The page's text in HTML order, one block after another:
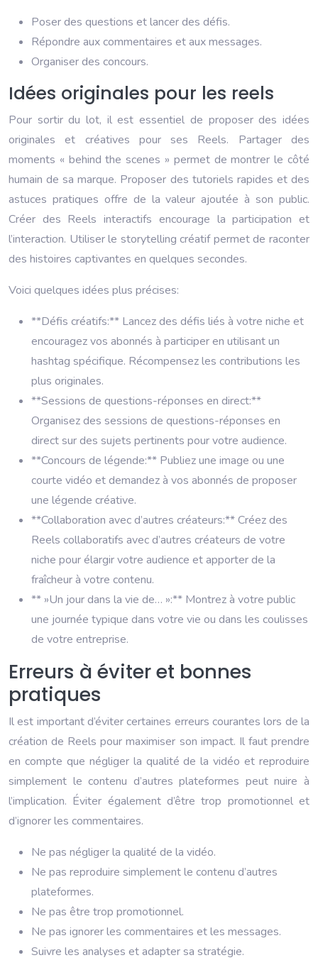
Poser des questions et lancer des défis.
Répondre aux commentaires et aux messages.
Organiser des concours.
Idées originales pour les reels
Pour sortir du lot, il est essentiel de proposer des idées
originales et créatives pour ses Reels. Partager des
moments « behind the scenes » permet de montrer le côté
humain de sa marque. Proposer des tutoriels rapides et des
astuces pratiques offre de la valeur ajoutée à son public.
Créer des Reels interactifs encourage la participation et
l’interaction. Utiliser le storytelling créatif permet de raconter
des histoires captivantes en quelques secondes.
Voici quelques idées plus précises:
**Défis créatifs:** Lancez des défis liés à votre niche et
encouragez vos abonnés à participer en utilisant un
hashtag spécifique. Récompensez les contributions les
plus originales.
**Sessions de questions-réponses en direct:**
Organisez des sessions de questions-réponses en
direct sur des sujets pertinents pour votre audience.
**Concours de légende:** Publiez une image ou une
courte vidéo et demandez à vos abonnés de proposer
une légende créative.
**Collaboration avec d’autres créateurs:** Créez des
Reels collaboratifs avec d’autres créateurs de votre
niche pour élargir votre audience et apporter de la
fraîcheur à votre contenu.
** »Un jour dans la vie de… »:** Montrez à votre public
une journée typique dans votre vie ou dans les coulisses
de votre entreprise.
Erreurs à éviter et bonnes
pratiques
Il est important d’éviter certaines erreurs courantes lors de la
création de Reels pour maximiser son impact. Il faut prendre
en compte que négliger la qualité de la vidéo et reproduire
simplement le contenu d’autres plateformes peut nuire à
l’implication. Éviter également d’être trop promotionnel et
d’ignorer les commentaires.
Ne pas négliger la qualité de la vidéo.
Ne pas reproduire simplement le contenu d’autres
plateformes.
Ne pas être trop promotionnel.
Ne pas ignorer les commentaires et les messages.
Suivre les analyses et adapter sa stratégie.